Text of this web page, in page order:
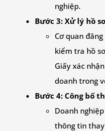
nghiệp.
Bước 3: Xử lý hồ
Cơ quan
kiểm tra hồ
Giấy xác
doanh trong
Bước 4: Công bố
Doanh
thông tin